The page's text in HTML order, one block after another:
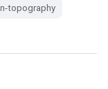
topography